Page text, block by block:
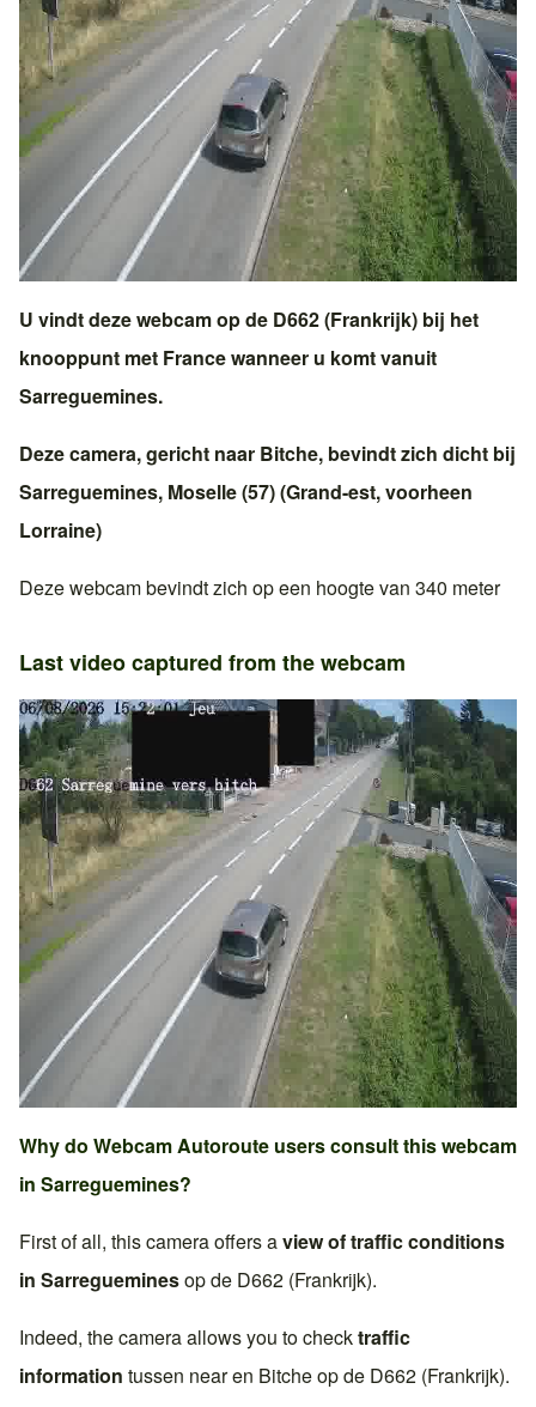
U vindt deze webcam op de D662 (Frankrijk) bij het
knooppunt met Francewanneer u komt vanuit
Sarreguemines.
Deze camera, gericht naar Bitche, bevindt zich dicht bij
Sarreguemines, Moselle (57)(Grand-est, voorheen
Lorraine)
Deze webcam bevindt zich op een hoogte van 340 meter
Last video captured from the webcam
Why do Webcam Autoroute users consult this webcam
in Sarreguemines?
First of all, this camera offers aview of traffic conditions
in Sarregueminesop de D662 (Frankrijk).
Indeed, the camera allows you to checktraffic
information tussen near en Bitcheop de D662 (Frankrijk).